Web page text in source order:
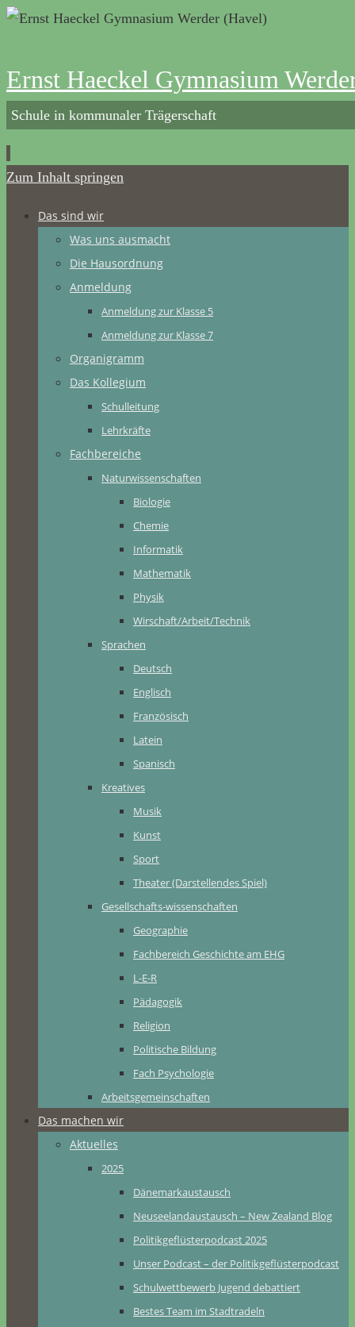
Ernst Haeckel Gymnasium
Schule in kommunaler Trägerschaft
Zum Inhalt springen
Das sind wir
Was uns ausmacht
Die Hausordnung
Anmeldung
Anmeldung zur Klasse 5
Anmeldung zur Klasse 7
Organigramm
Das Kollegium
Schulleitung
Lehrkräfte
Fachbereiche
Naturwissenschaften
Biologie
Chemie
Informatik
Mathematik
Physik
Wirschaft/Arbeit/Technik
Sprachen
Deutsch
Englisch
Französisch
Latein
Spanisch
Kreatives
Musik
Kunst
Sport
Theater (Darstellendes Spiel)
Gesellschafts-wissenschaften
Geographie
Fachbereich Geschichte am EHG
L-E-R
Pädagogik
Religion
Politische Bildung
Fach Psychologie
Arbeitsgemeinschaften
Das machen wir
Aktuelles
2025
Dänemarkaustausch
Neuseelandaustausch – New Zealand Blog
Politikgeflüsterpodcast 2025
Unser Podcast – der Politikgeflüsterpodcast
Schulwettbewerb Jugend debattiert
Bestes Team im Stadtradeln